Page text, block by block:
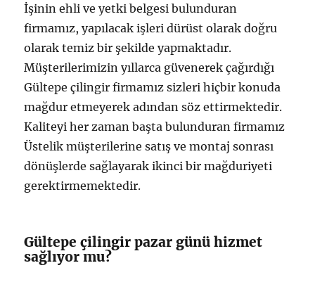
İşinin ehli ve yetki belgesi bulunduran
firmamız, yapılacak işleri dürüst olarak doğru
olarak temiz bir şekilde yapmaktadır.
Müşterilerimizin yıllarca güvenerek çağırdığı
Gültepe çilingir firmamız sizleri hiçbir konuda
mağdur etmeyerek adından söz ettirmektedir.
Kaliteyi her zaman başta bulunduran firmamız
Üstelik müşterilerine satış ve montaj sonrası
dönüşlerde sağlayarak ikinci bir mağduriyeti
gerektirmemektedir.
Gültepe çilingir pazar günü hizmet
sağlıyor mu?